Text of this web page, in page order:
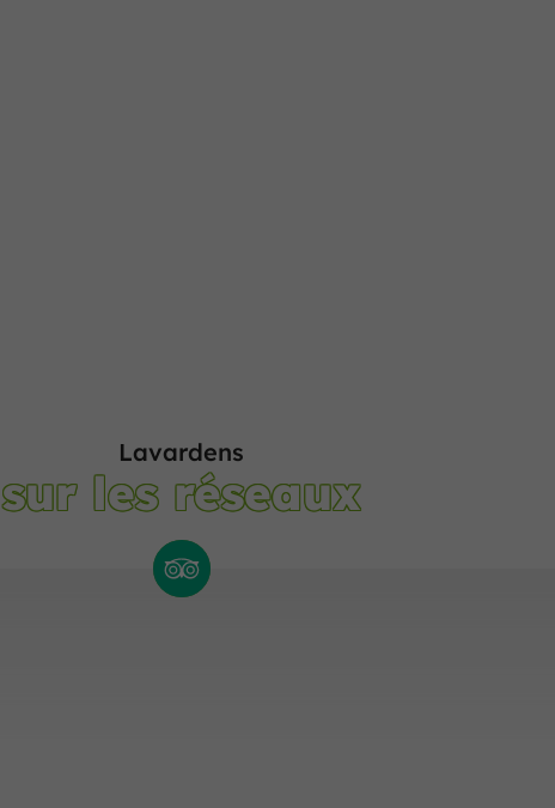
Lavardens
sur les réseaux